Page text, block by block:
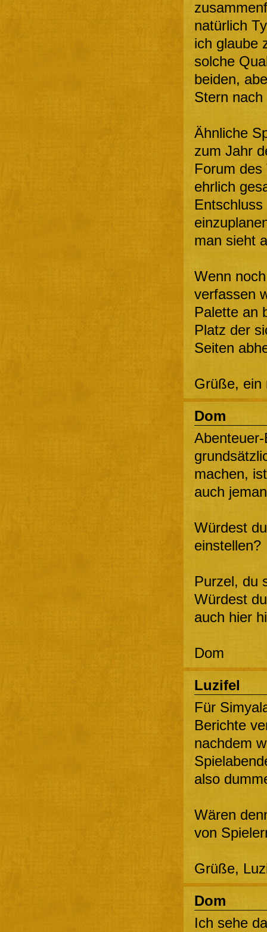
natürlich
ich glaube
solche
beiden,
Stern
Ähnliche
zum Jahr
Forum des
ehrlich
man sieht
Wenn
verfassen
Palette an
Platz der
Seiten
Grüße,
Dom
machen,
auch
Würdest
einstellen?
Purzel, du
Würdest
auch hier
Dom
Luzifel
Für
Berichte
nachdem
also
Wären
von
Grüße,
Dom
Ich sehe